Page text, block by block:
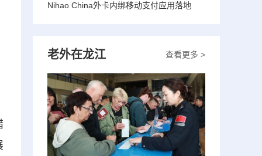
Nihao China外卡内绑移动支付应用落地
查看更多 >
老外在龙江